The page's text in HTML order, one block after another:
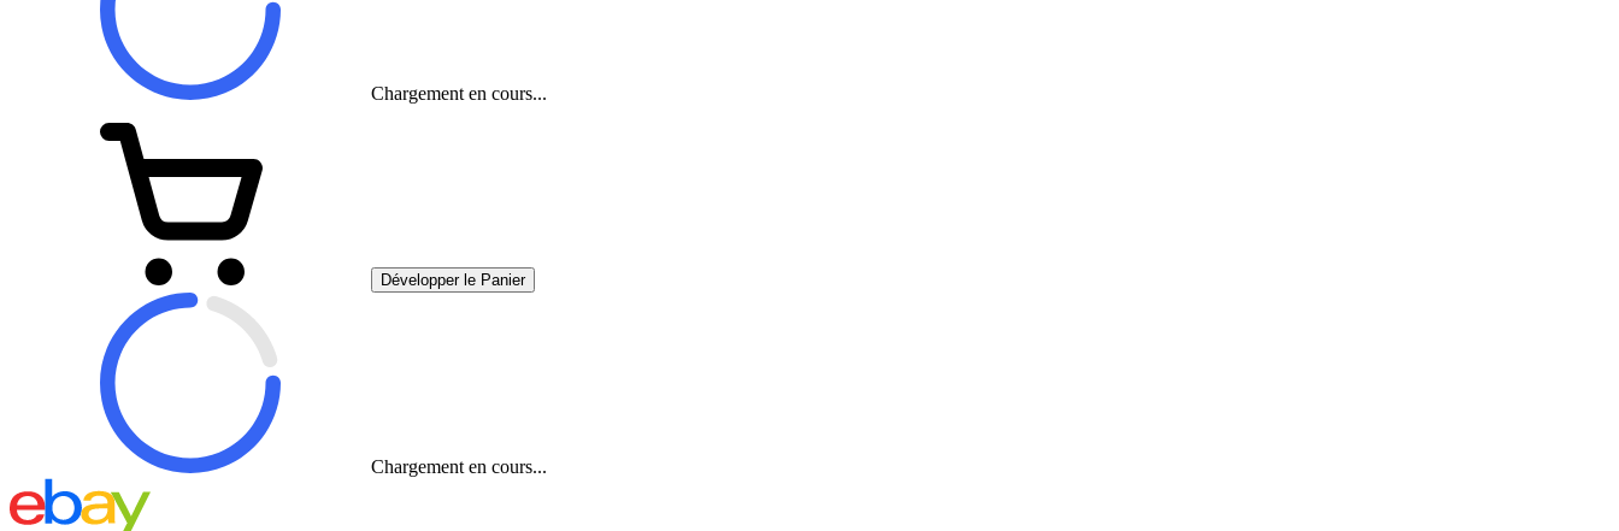
Chargement en cours...
Développer le Panier
Chargement en cours...